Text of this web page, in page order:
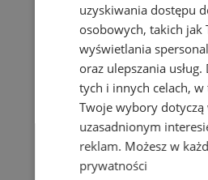
uzyskiwania dostępu
osobowych, takich jak
wyświetlania
oraz ulepszania usług.
tych i innych celach,
Twoje wybory
uzasadnionym
reklam. Możesz w
prywatności